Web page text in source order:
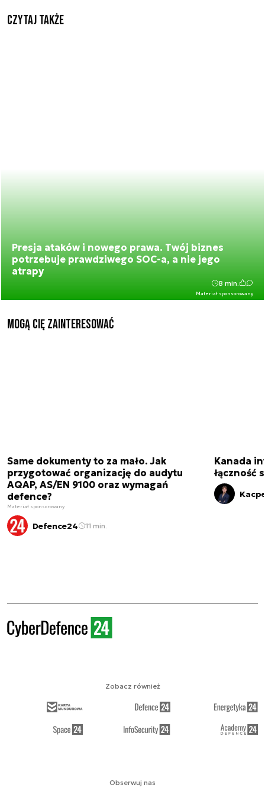
Czytaj także
Presja ataków i nowego prawa. Twój biznes
potrzebuje prawdziwego SOC-a, a nie jego
atrapy
Materiał sponsorowany
8 min.
Mogą Cię zainteresować
Same dokumenty to za mało. Jak
przygotować organizację do audytu
AQAP, AS/EN 9100 oraz wymagań
defence?
Materiał sponsorowany
Defence24 11 min.
Kanada
łączność
Obserwuj nas
Zobacz również